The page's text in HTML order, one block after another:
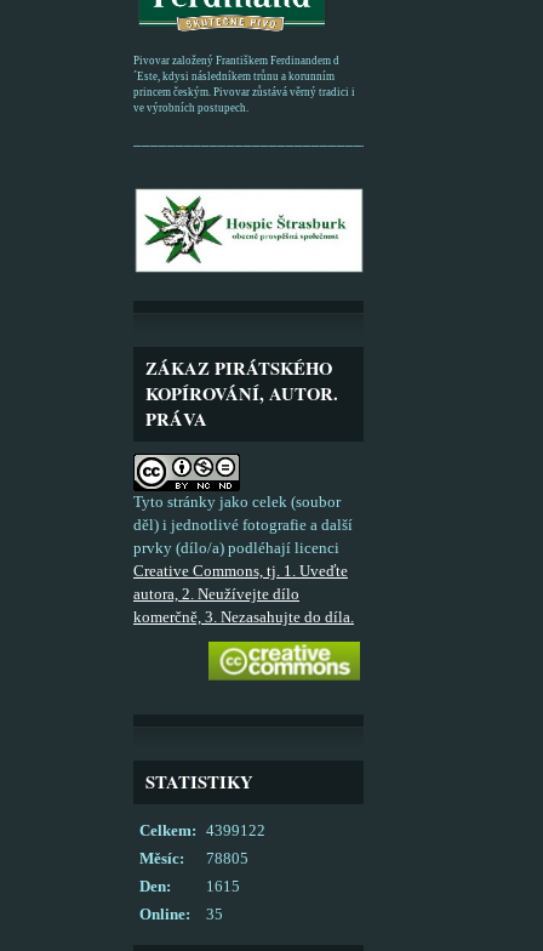
Pivovar založený Františkem Ferdinandem d
´Este, kdysi následníkem trůnu a korunním
princem českým. Pivovar zůstává věrný tradici i
ve výrobních postupech.
ZÁKAZ PIRÁTSKÉHO
KOPÍROVÁNÍ, AUTOR.
PRÁVA
Tyto stránky jako celek (soubor
děl) i jednotlivé fotografie a další
prvky (dílo/a) podléhají licenci
Creative Commons, tj. 1. Uveďte
autora, 2. Neužívejte dílo
komerčně, 3. Nezasahujte do díla.
STATISTIKY
Online: 35
Celkem:
4399122
Měsíc:
78805
Den:
1615